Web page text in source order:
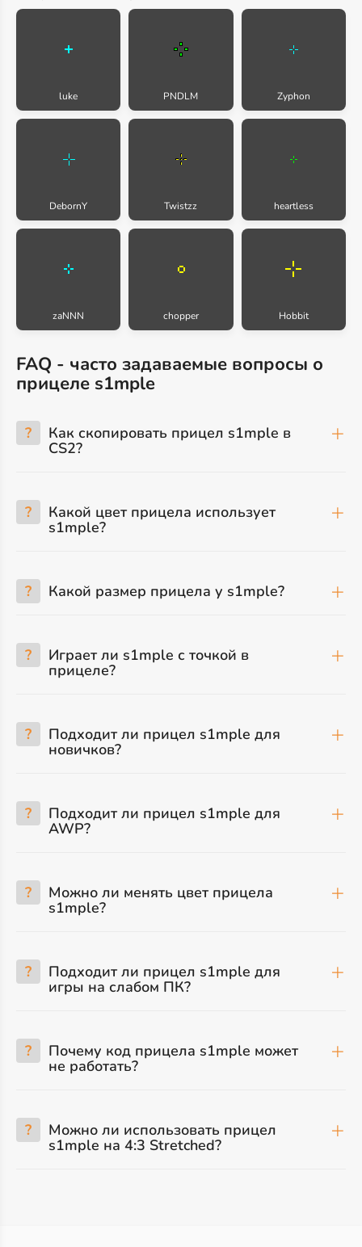
luke PNDLM Zyphon
DebornY Twistzz heartless
zaNNN chopper Hobbit
FAQ - часто задаваемые вопросы о
прицеле s1mple
? Как скопировать прицел s1mple в
CS2?
? Какой цвет прицела использует
s1mple?
? Какой размер прицела у s1mple?
? Играет ли s1mple с точкой в
прицеле?
? Подходит ли прицел s1mple для
новичков?
? Подходит ли прицел s1mple для
AWP?
? Можно ли менять цвет прицела
s1mple?
? Подходит ли прицел s1mple для
игры на слабом ПК?
? Почему код прицела s1mple может
не работать?
? Можно ли использовать прицел
s1mple на 4:3 Stretched?